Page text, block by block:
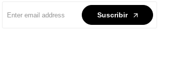
Suscribir